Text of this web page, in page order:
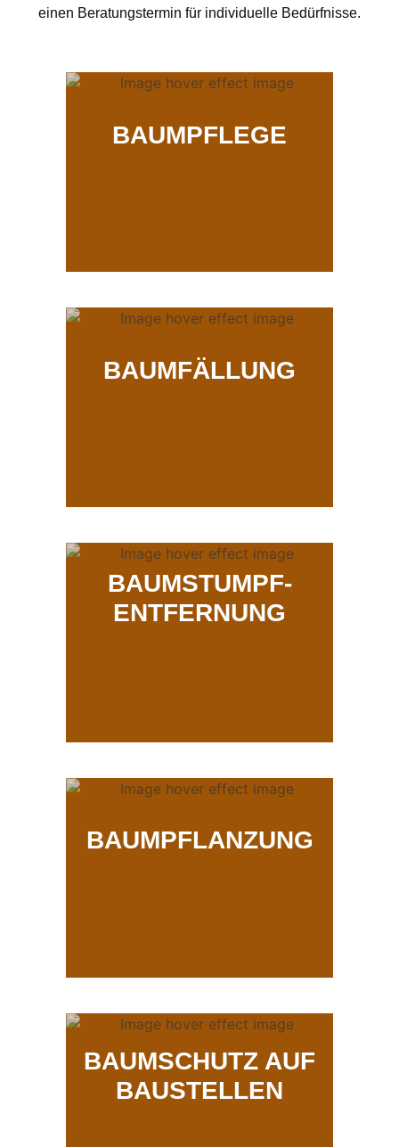
einen Beratungstermin für individuelle Bedürfnisse.
BAUMPFLEGE
BAUMFÄLLUNG
BAUMSTUMPF-
ENTFERNUNG
BAUMPFLANZUNG
BAUMSCHUTZ AUF
BAUSTELLEN